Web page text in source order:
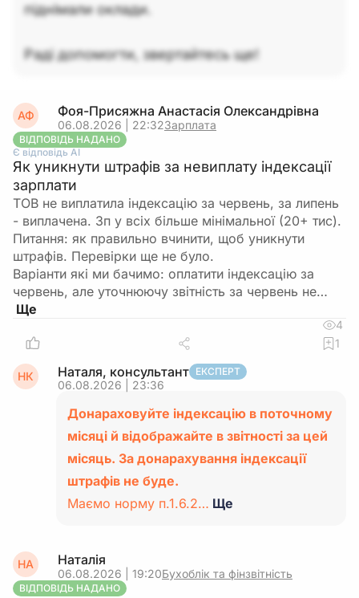
піднімали оклади.
Раді допомогти, звертайтесь ще!
АФ Фоя-Присяжна Анастасія Олександрівна
06.08.2026 | 22:32Зарплата
ВІДПОВІДЬ НАДАНО
Є відповідь АІ
Як уникнути штрафів за невиплату індексації
зарплати
ТОВ не виплатила індексацію за червень, за липень
- виплачена. Зп у всіх більше мінімальної (20+ тис).
Питання: як правильно вчинити, щоб уникнути
штрафів. Перевірки ще не було.
Варіанти які ми бачимо: оплатити індексацію за
червень, але уточнюючу звітність за червень не…
4
1
НК Наталя, консультант ЕКСПЕРТ
06.08.2026 | 23:36
Донараховуйте індексацію в поточному
місяці й відображайте в звітності за цей
місяць. За донарахування індексації
штрафів не буде.
Маємо норму п.1.6.2… Ще
НА Наталія
06.08.2026 | 19:20Бухоблік та фінзвітність
ВІДПОВІДЬ НАДАНО